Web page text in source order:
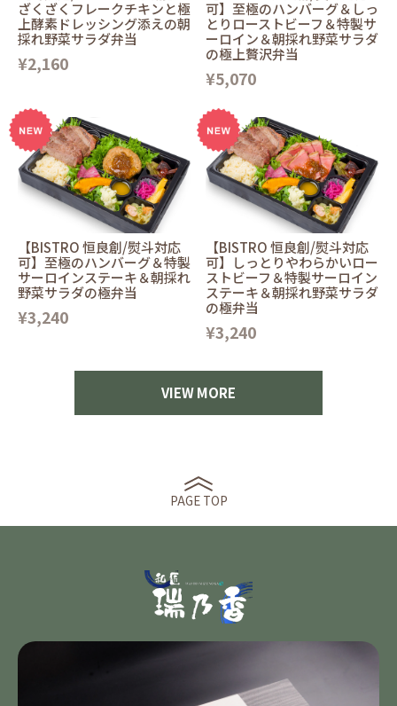
ざくざくフレークチキンと極
上酵素ドレッシング添えの朝
採れ野菜サラダ弁当
¥2,160
可】至極のハンバーグ＆しっ
とりローストビーフ＆特製サ
ーロイン＆朝採れ野菜サラダ
の極上贅沢弁当
¥5,070
【BISTRO 恒良創/熨斗対応
可】至極のハンバーグ＆特製
サーロインステーキ＆朝採れ
野菜サラダの極弁当
¥3,240
【BISTRO 恒良創/熨斗対応
可】しっとりやわらかいロー
ストビーフ＆特製サーロイン
ステーキ＆朝採れ野菜サラダ
の極弁当
¥3,240
VIEW MORE
PAGE TOP